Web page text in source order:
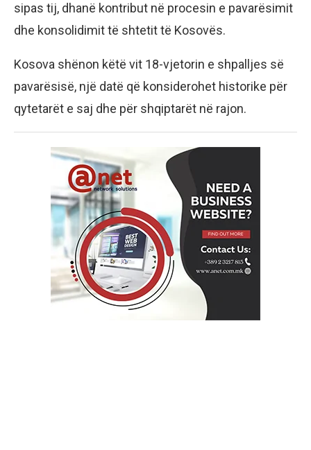
sipas tij, dhanë kontribut në procesin e pavarësimit
dhe konsolidimit të shtetit të Kosovës.
Kosova shënon këtë vit 18-vjetorin e shpalljes së
pavarësisë, një datë që konsiderohet historike për
qytetarët e saj dhe për shqiptarët në rajon.